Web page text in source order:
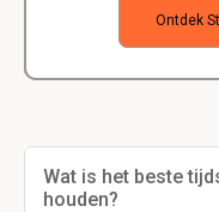
Ontdek
Wat is het beste
houden?